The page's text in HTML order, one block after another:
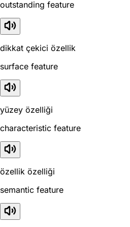
outstanding feature
dikkat çekici özellik
surface feature
yüzey özelliği
characteristic feature
özellik özelliği
semantic feature